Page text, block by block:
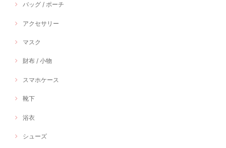
バッグ / ポーチ
アクセサリー
マスク
財布 / 小物
スマホケース
靴下
浴衣
シューズ